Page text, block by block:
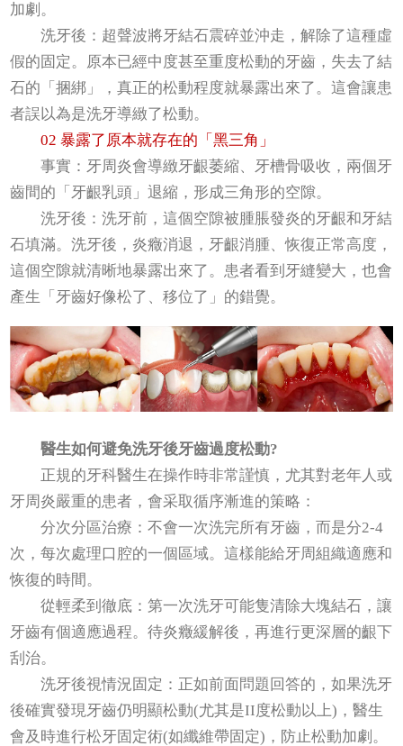
加劇。
洗牙後：超聲波將牙結石震碎並沖走，解除了這種虛
假的固定。原本已經中度甚至重度松動的牙齒，失去了結
石的「捆綁」，真正的松動程度就暴露出來了。這會讓患
者誤以為是洗牙導緻了松動。
02 暴露了原本就存在的「黑三角」
事實：牙周炎會導緻牙齦萎縮、牙槽骨吸收，兩個牙
齒間的「牙齦乳頭」退縮，形成三角形的空隙。
洗牙後：洗牙前，這個空隙被腫脹發炎的牙齦和牙結
石填滿。洗牙後，炎癥消退，牙齦消腫、恢復正常高度，
這個空隙就清晰地暴露出來了。患者看到牙縫變大，也會
產生「牙齒好像松了、移位了」的錯覺。
醫生如何避免洗牙後牙齒過度松動?
正規的牙科醫生在操作時非常謹慎，尤其對老年人或
牙周炎嚴重的患者，會采取循序漸進的策略：
分次分區治療：不會一次洗完所有牙齒，而是分2-4
次，每次處理口腔的一個區域。這樣能給牙周組織適應和
恢復的時間。
從輕柔到徹底：第一次洗牙可能隻清除大塊結石，讓
牙齒有個適應過程。待炎癥緩解後，再進行更深層的齦下
刮治。
洗牙後視情況固定：正如前面問題回答的，如果洗牙
後確實發現牙齒仍明顯松動(尤其是II度松動以上)，醫生
會及時進行松牙固定術(如纖維帶固定)，防止松動加劇。